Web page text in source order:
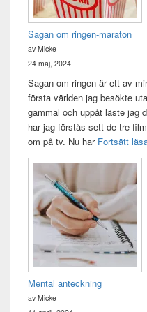
Sagan om ringen-maraton
av Micke
24 maj, 2024
Sagan om ringen är ett av
första världen jag besökte
gammal och uppåt läste jag
har jag förstås sett de tre
om på tv. Nu har Fortsätt
Mental anteckning
av Micke